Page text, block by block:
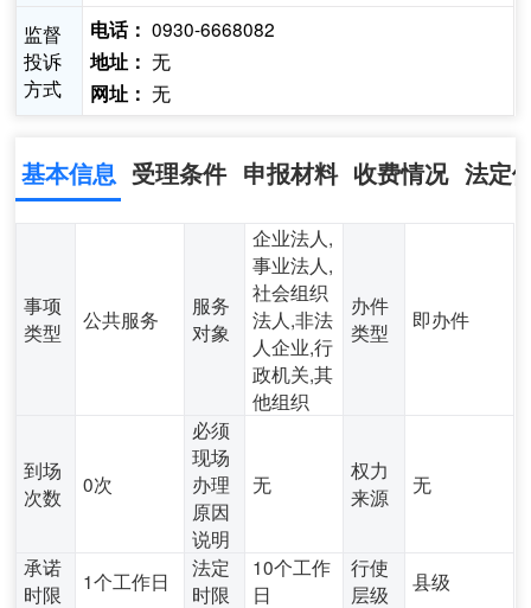
监督
投诉
方式
电话： 0930-6668082
地址： 无
网址： 无
基本信息 受理条件 申报材料 收费情况 法定
事项
类型
公共服务
服务
对象
企业法人,
事业法人,
社会组织
法人,非法
人企业,行
政机关,其
他组织
办件
类型
即办件
到场
次数
0次
必须
现场
办理
原因
说明
无
权力
来源
无
承诺
时限
1个工作日
法定
时限
10个工作
日
行使
层级
县级